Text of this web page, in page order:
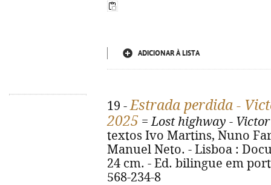
ADICIONAR À LISTA
19 -Estrada perdida -
2025 =Lost highway -
textos Ivo Martins, Nuno
Manuel Neto. - Lisboa :
24 cm. - Ed. bilingue em
568-234-8